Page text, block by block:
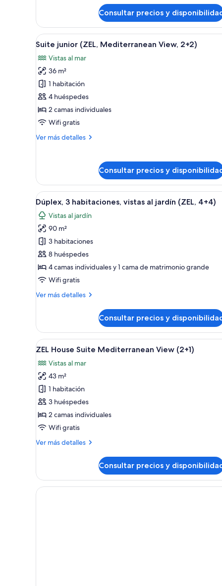
House
Suite
Garden
(2+2)
Consultar precios y
Abrir
todas
las
fotos
de
Suite
junior
(ZEL,
Mediterranean
View,
Habitación de hotel moderna
10
Suite junior (ZEL, Mediterranean View, 2+2)
Vistas al mar
36 m²
1 habitación
4 huéspedes
2 camas individuales
Wifi gratis
Ver más detalles
Más
(ZEL,
Mediterranean
View,
2+2)
Consultar precios y
Abrir
todas
las
fotos
de
Dúplex,
3
habitaciones,
al
4+4)
Habitación de hotel
5
Dúplex, 3 habitaciones, vistas al jardín (ZEL, 4+4)
Vistas al jardín
90 m²
3 habitaciones
8 huéspedes
4 camas individuales y 1 cama de matrimonio grande
Wifi gratis
Ver más detalles
Más
3
habitaciones,
vistas
jardín
(ZEL,
4+4)
Consultar precios y
Abrir
todas
las
fotos
de
ZEL
House
Suite
Mediterranean
View
Una mesa de madera con
9
ZEL House Suite Mediterranean View (2+1)
Vistas al mar
43 m²
1 habitación
3 huéspedes
2 camas individuales
Wifi gratis
Ver más detalles
Más
House
Suite
Mediterranean
Consultar precios y